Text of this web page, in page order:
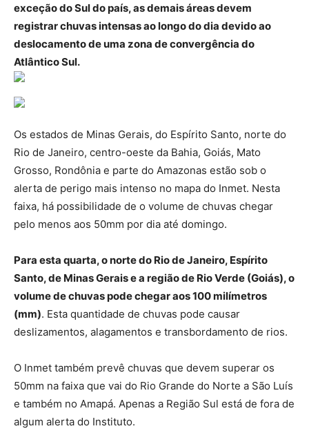
exceção do Sul do país, as demais áreas devem
registrar chuvas intensas ao longo do dia devido ao
deslocamento de uma zona de convergência do
Atlântico Sul.
Os estados de Minas Gerais, do Espírito Santo, norte do
Rio de Janeiro, centro-oeste da Bahia, Goiás, Mato
Grosso, Rondônia e parte do Amazonas estão sob o
alerta de perigo mais intenso no mapa do Inmet. Nesta
faixa, há possibilidade de o volume de chuvas chegar
pelo menos aos 50mm por dia até domingo.
Para esta quarta, o norte do Rio de Janeiro, Espírito
Santo, de Minas Gerais e a região de Rio Verde (Goiás), o
volume de chuvas pode chegar aos 100 milímetros
(mm). Esta quantidade de chuvas pode causar
deslizamentos, alagamentos e transbordamento de rios.
O Inmet também prevê chuvas que devem superar os
50mm na faixa que vai do Rio Grande do Norte a São Luís
e também no Amapá. Apenas a Região Sul está de fora de
algum alerta do Instituto.